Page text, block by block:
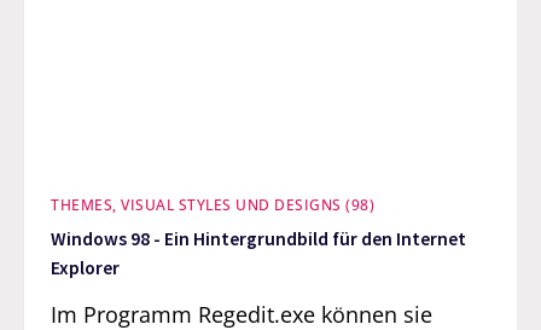
THEMES, VISUAL STYLES UND DESIGNS (98)
Windows 98 - Ein Hintergrundbild für den Internet
Explorer
Im Programm Regedit.exe können sie